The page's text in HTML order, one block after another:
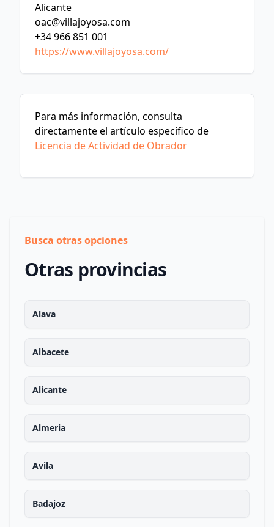
Alicante
oac@villajoyosa.com
+34 966 851 001
https://www.villajoyosa.com/
Para más información, consulta
directamente el artículo específico de
Licencia de Actividad de Obrador
Busca otras opciones
Otras provincias
Alava
Albacete
Alicante
Almeria
Avila
Badajoz